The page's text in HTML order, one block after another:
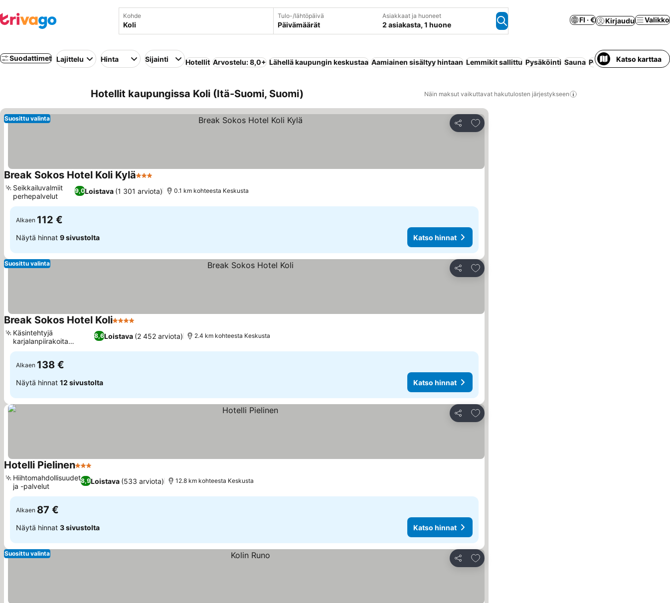
Kohde Tulo-/lähtöpäivä
Päivämäärät
Asiakkaat ja huoneet
2 asiakasta, 1 huone
FI · € Kirjaudu Valikko
Suodattimet Lajittelu Hinta Sijainti Hotellit Arvostelu: 8,0+ Lähellä kaupungin keskustaa Aamiainen sisältyy hintaan Lemmikit sallittu Pysäköinti Sauna Poreallas Maksuton
Katso karttaa
Hotellit kaupungissa Koli (Itä-Suomi, Suomi) Näin maksut vaikuttavat hakutulosten järjestykseen
Jaa
Lisää suosikkeihin
Suosittu valinta
Break Sokos Hotel Koli Kylä3 Tähtiluokitus
9,0Loistava (1 301 arviota)
Seikkailuvalmiit
perhepalvelut
0.1 km kohteesta Keskusta
Alkaen 112 €
Näytä hinnat 9 sivustolta Katso hinnat
Jaa
Lisää suosikkeihin
Suosittu valinta
Break Sokos Hotel Koli4 Tähtiluokitus
8,6Loistava (2 452 arviota)
Käsintehtyjä
karjalanpiirakoita
aamiaisella
2.4 km kohteesta Keskusta
Alkaen 138 €
Näytä hinnat 12 sivustolta Katso hinnat
Jaa
Lisää suosikkeihin
Hotelli Pielinen3 Tähtiluokitus
8,9Loistava (533 arviota)
Hiihtomahdollisuudet
ja -palvelut
12.8 km kohteesta Keskusta
Alkaen 87 €
Näytä hinnat 3 sivustolta Katso hinnat
Jaa
Lisää suosikkeihin
Suosittu valinta